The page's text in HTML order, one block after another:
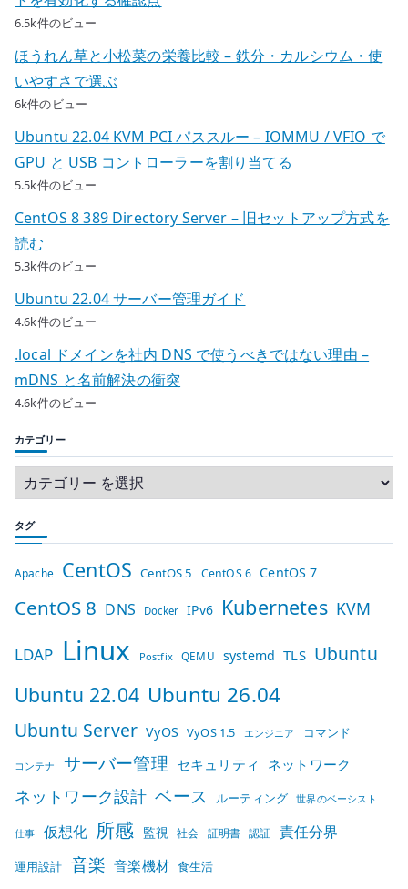
6.5k件のビュー
ほうれん草と小松菜の栄養比較 – 鉄分・カルシウム・使
いやすさで選ぶ
6k件のビュー
Ubuntu 22.04 KVM PCI パススルー – IOMMU / VFIO で
GPU と USB コントローラーを割り当てる
5.5k件のビュー
CentOS 8 389 Directory Server – 旧セットアップ方式を
読む
5.3k件のビュー
Ubuntu 22.04 サーバー管理ガイド
4.6k件のビュー
.local ドメインを社内 DNS で使うべきではない理由 –
mDNS と名前解決の衝突
4.6k件のビュー
カテゴリー
タグ
Apache CentOS CentOS 5 CentOS 6 CentOS 7
CentOS 8 DNS Docker IPv6 Kubernetes KVM
LDAP Linux Postfix QEMU systemd TLS Ubuntu
Ubuntu 22.04 Ubuntu 26.04
Ubuntu Server VyOS VyOS 1.5 エンジニア コマンド
コンテナ サーバー管理 セキュリティ ネットワーク
ネットワーク設計 ベース ルーティング 世界のベーシスト
仕事 仮想化 所感 監視 社会 証明書 認証 責任分界
運用設計 音楽 音楽機材 食生活